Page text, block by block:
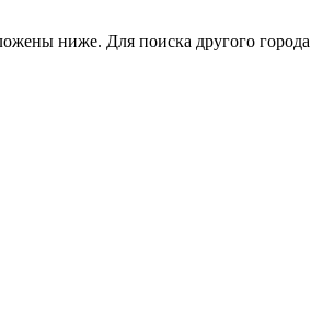
ниже. Для поиска другого